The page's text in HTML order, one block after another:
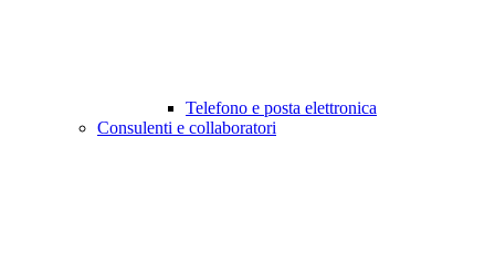
Telefono e posta elettronica
Consulenti e collaboratori